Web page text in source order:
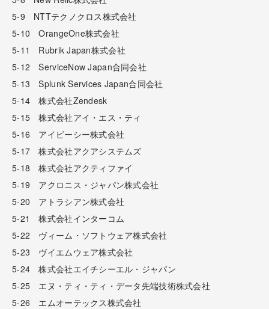
5-9 NTTテクノクロス株式会社
5-10 OrangeOne株式会社
5-11 Rubrik Japan株式会社
5-12 ServiceNow Japan合同会社
5-13 Splunk Services Japan合同会社
5-14 株式会社Zendesk
5-15 株式会社アイ・エス・ティ
5-16 アイビーシー株式会社
5-17 株式会社アクアシステムズ
5-18 株式会社アクティファイ
5-19 アクロニス・ジャパン株式会社
5-20 アトラシアン株式会社
5-21 株式会社インターコム
5-22 ヴィーム・ソフトウェア株式会社
5-23 ヴイエムウェア株式会社
5-24 株式会社エイチシーエル・ジャパン
5-25 エヌ・ティ・ティ・データ先端技術株式会社
5-26 エムオーテックス株式会社